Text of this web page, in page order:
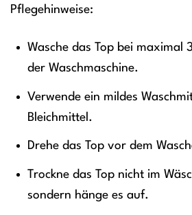
Pflegehinweise:
Wasche das Top bei maximal
der Waschmaschine.
Verwende ein mildes
Bleichmittel.
Drehe das Top vor dem
Trockne das Top nicht im
sondern hänge es auf.